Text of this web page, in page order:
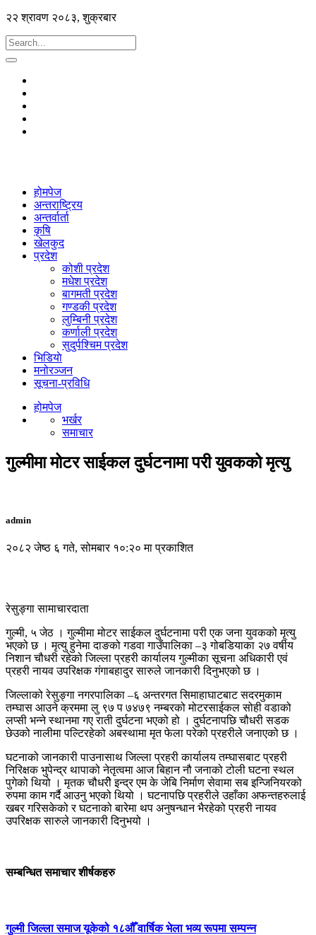
२२ श्रावण २०८३, शुक्रबार
होमपेज
अन्तराष्ट्रिय
अन्तर्वार्ता
कृषि
खेलकुद
प्रदेश
कोशी प्रदेश
मधेश प्रदेश
बागमती प्रदेश
गण्डकी प्रदेश
लुम्बिनी प्रदेश
कर्णाली प्रदेश
सुदुर्पश्चिम प्रदेश
भिडियाे
मनोरञ्जन
सूचना-प्रविधि
होमपेज
भर्खर
समाचार
गुल्मीमा मोटर साईकल दुर्घटनामा परी युवकको मृत्यु
admin
२०८२ जेष्ठ ६ गते, सोमबार १०:२० मा प्रकाशित
रेसुङ्गा सामाचारदाता
गुल्मी, ५ जेठ । गुल्मीमा मोटर साईकल दुर्घटनामा परी एक जना युवकको मृत्यु
भएको छ । मृत्यु हुनेमा दाङको गडवा गाउँपालिका –३ गोबडियाका २७ वर्षीय
निशान चौधरी रहेको जिल्ला प्रहरी कार्यालय गुल्मीका सूचना अधिकारी एवं
प्रहरी नायव उपरिक्षक गंगाबहादुर सारुले जानकारी दिनुभएको छ ।
जिल्लाको रेसुङ्गा नगरपालिका –६ अन्तरगत सिमाहाघाटबाट सदरमुकाम
तम्घास आउने क्रममा लु ९७ प ७४७९ नम्बरको मोटरसाईकल सोही वडाको
लप्सी भन्ने स्थानमा गए राती दुर्घटना भएको हो । दुर्घटनापछि चौधरी सडक
छेउको नालीमा पल्टिरहेको अबस्थामा मृत फेला परेको प्रहरीले जनाएको छ ।
घटनाको जानकारी पाउनासाथ जिल्ला प्रहरी कार्यालय तम्घासबाट प्रहरी
निरिक्षक भुपेन्द्र थापाको नेतृत्वमा आज बिहान नौ जनाको टोली घटना स्थल
पुगेको थियो । मृतक चौधरीे इन्द्र एम के जेबि निर्माण सेवामा सब इन्जिनियरको
रुपमा काम गर्दै आउनु भएको थियो । घटनापछि प्रहरीले उहाँका अफन्तहरुलाई
खबर गरिसकेको र घटनाको बारेमा थप अनुषन्धान भैरहेको प्रहरी नायव
उपरिक्षक सारुले जानकारी दिनुभयो ।
सम्बन्धित समाचार शीर्षकहरु
गुल्मी जिल्ला समाज यूकेको १८औँ वार्षिक भेला भव्य रूपमा सम्पन्न